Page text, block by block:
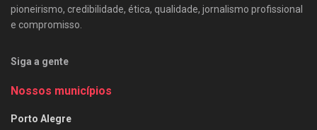
pioneirismo, credibilidade, ética, qualidade, jornalismo profissional
e compromisso.
Siga a gente
Nossos municípios
Porto Alegre